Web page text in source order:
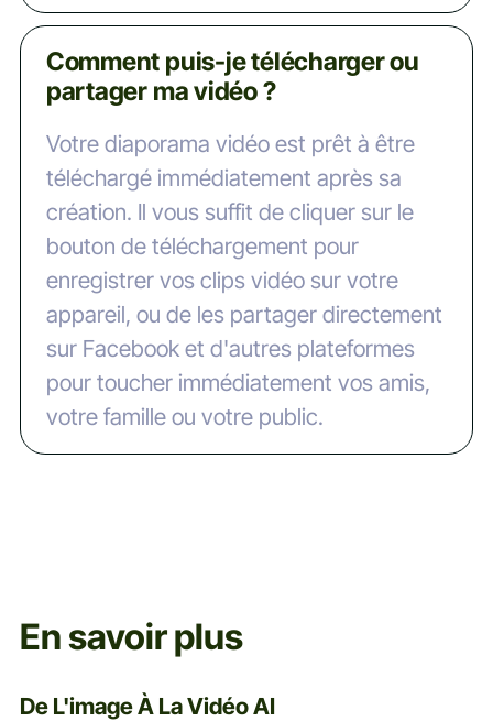
Comment puis-je télécharger ou
partager ma vidéo ?
Votre diaporama vidéo est prêt à être
téléchargé immédiatement après sa
création. Il vous suffit de cliquer sur le
bouton de téléchargement pour
enregistrer vos clips vidéo sur votre
appareil, ou de les partager directement
sur Facebook et d'autres plateformes
pour toucher immédiatement vos amis,
votre famille ou votre public.
En savoir plus
De L'image À La Vidéo AI